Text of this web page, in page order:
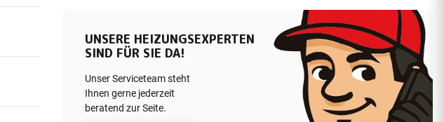
UNSERE HEIZUNGSEXPERTEN
SIND FÜR SIE DA!
Unser Serviceteam steht
Ihnen gerne jederzeit
beratend zur Seite.